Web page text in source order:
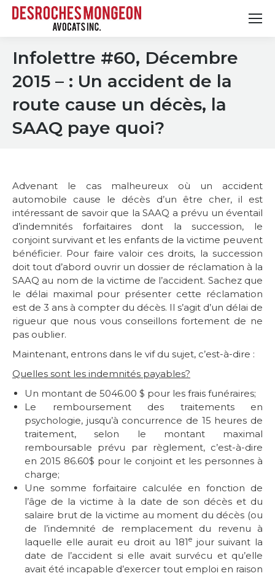
Infolettre #60, Décembre
2015 – : Un accident de la
route cause un décès, la
SAAQ paye quoi?
Advenant le cas malheureux où un accident
automobile cause le décès d’un être cher, il est
intéressant de savoir que la SAAQ a prévu un éventail
d’indemnités forfaitaires dont la succession, le
conjoint survivant et les enfants de la victime peuvent
bénéficier. Pour faire valoir ces droits, la succession
doit tout d’abord ouvrir un dossier de réclamation à la
SAAQ au nom de la victime de l’accident. Sachez que
le délai maximal pour présenter cette réclamation
est de 3 ans à compter du décès. Il s’agit d’un délai de
rigueur que nous vous conseillons fortement de ne
pas oublier.
Maintenant, entrons dans le vif du sujet, c’est-à-dire :
Quelles sont les indemnités payables?
Un montant de 5046.00 $ pour les frais funéraires;
Le remboursement des traitements en
psychologie, jusqu’à concurrence de 15 heures de
traitement, selon le montant maximal
remboursable prévu par règlement, c’est-à-dire
en 2015 86.60$ pour le conjoint et les personnes à
charge;
Une somme forfaitaire calculée en fonction de
l’âge de la victime à la date de son décès et du
salaire brut de la victime au moment du décès (ou
de l’indemnité de remplacement du revenu à
laquelle elle aurait eu droit au 181e jour suivant la
date de l’accident si elle avait survécu et qu’elle
avait été incapable d’exercer tout emploi en raison